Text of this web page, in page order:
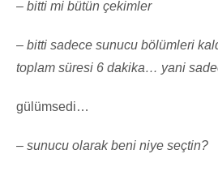
– bitti mi bütün çekimler
– bitti sadece sunucu bölümleri
toplam süresi 6 dakika… yani
gülümsedi…
– sunucu olarak beni niye seçtin?